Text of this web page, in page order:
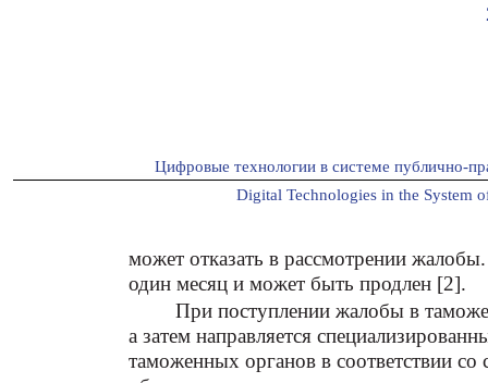
Цифровые технологии в системе публично-
Digital Technologies in the System
может отказать в рассмотрении
один месяц и может быть продлен [2].
При поступлении жалобы в
а затем направляется
таможенных органов в соответствии